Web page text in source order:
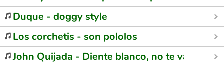
Duque - doggy style
Los corchetis - son pololos
John Quijada - Diente blanco, no te vayas